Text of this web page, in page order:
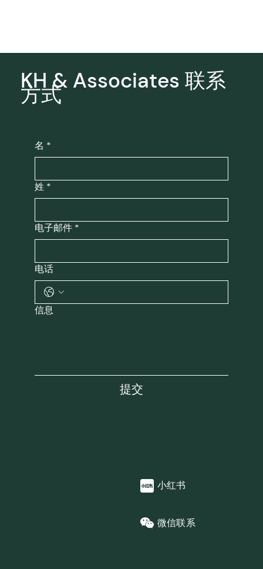
KH & Associates 联系
方式
名 *
姓 *
电子邮件 *
电话
信息
提交
微信联系
小红书